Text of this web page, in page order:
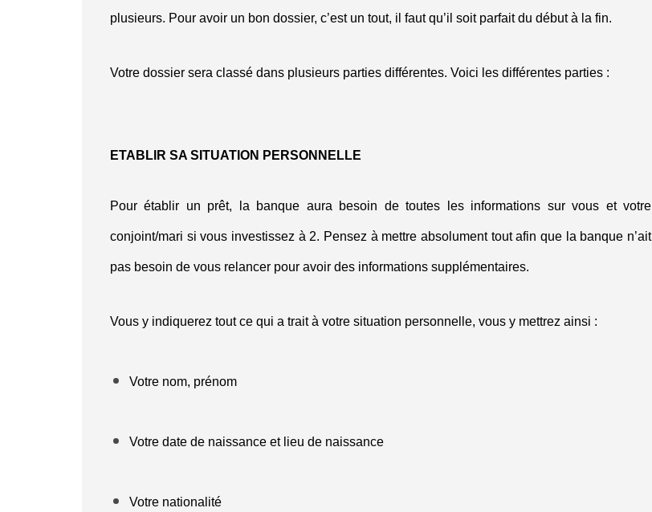
plusieurs. Pour avoir un bon dossier, c’est un tout, il faut qu’il soit parfait du début à la fin.
Votre dossier sera classé dans plusieurs parties différentes. Voici les différentes parties :
ETABLIR SA SITUATION PERSONNELLE
Pour établir un prêt, la banque aura besoin de toutes les informations sur vous et votre
conjoint/mari si vous investissez à 2. Pensez à mettre absolument tout afin que la banque n’ait
pas besoin de vous relancer pour avoir des informations supplémentaires.
Vous y indiquerez tout ce qui a trait à votre situation personnelle, vous y mettrez ainsi :
Votre nom, prénom
Votre date de naissance et lieu de naissance
Votre nationalité